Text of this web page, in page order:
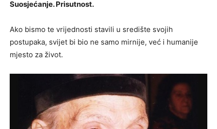
Suosjećanje. Prisutnost.
Ako bismo te vrijednosti stavili u središte svojih
postupaka, svijet bi bio ne samo mirnije, već i humanije
mjesto za život.